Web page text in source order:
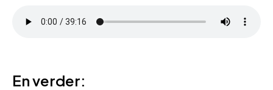
En verder: